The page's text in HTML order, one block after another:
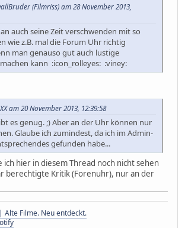
(Filmriss) am 28 November 2013,
auch seine Zeit verschwenden mit so
wie z.B. mal die Forum Uhr richtig
man genauso gut auch lustige
kann :icon_rolleyes: :viney:
am 20 November 2013, 12:39:58
es genug. ;) Aber an der Uhr können nur
Glaube ich zumindest, da ich im Admin-
gefunden habe...
ich hier in diesem Thread noch nicht sehen
berechtigte Kritik (Forenuhr), nur an der
Filme. Neu entdeckt.